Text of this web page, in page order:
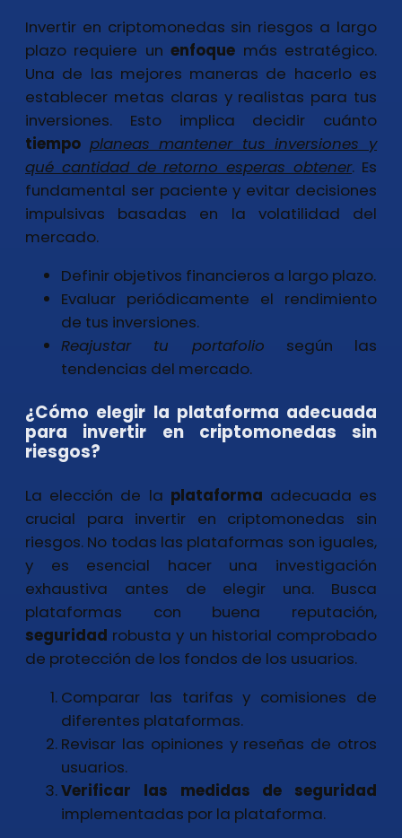
Invertir en criptomonedas sin riesgos a largo
plazo requiere unenfoque más estratégico.
Una de las mejores maneras de hacerlo es
establecer metas claras y realistas para tus
inversiones. Esto implica decidir cuánto
tiempo planeas mantener tus inversiones y
qué cantidad de retorno esperas obtener. Es
fundamental ser paciente y evitar decisiones
impulsivas basadas en la volatilidad del
mercado.
Definir objetivos financieros a largo plazo.
Evaluar periódicamente el rendimiento
de tus inversiones.
Reajustar tu portafolio según las
tendencias del mercado.
¿Cómo elegir la plataforma adecuada
para invertir en criptomonedas sin
riesgos?
La elección de la plataforma adecuada es
crucial para invertir en criptomonedas sin
riesgos. No todas las plataformas son iguales,
y es esencial hacer una investigación
exhaustiva antes de elegir una. Busca
plataformas con buena reputación,
seguridad robusta y un historial comprobado
de protección de los fondos de los usuarios.
Comparar las tarifas y comisiones de
diferentes plataformas.
Revisar las opiniones y reseñas de otros
usuarios.
Verificar las medidas de seguridad
implementadas por la plataforma.